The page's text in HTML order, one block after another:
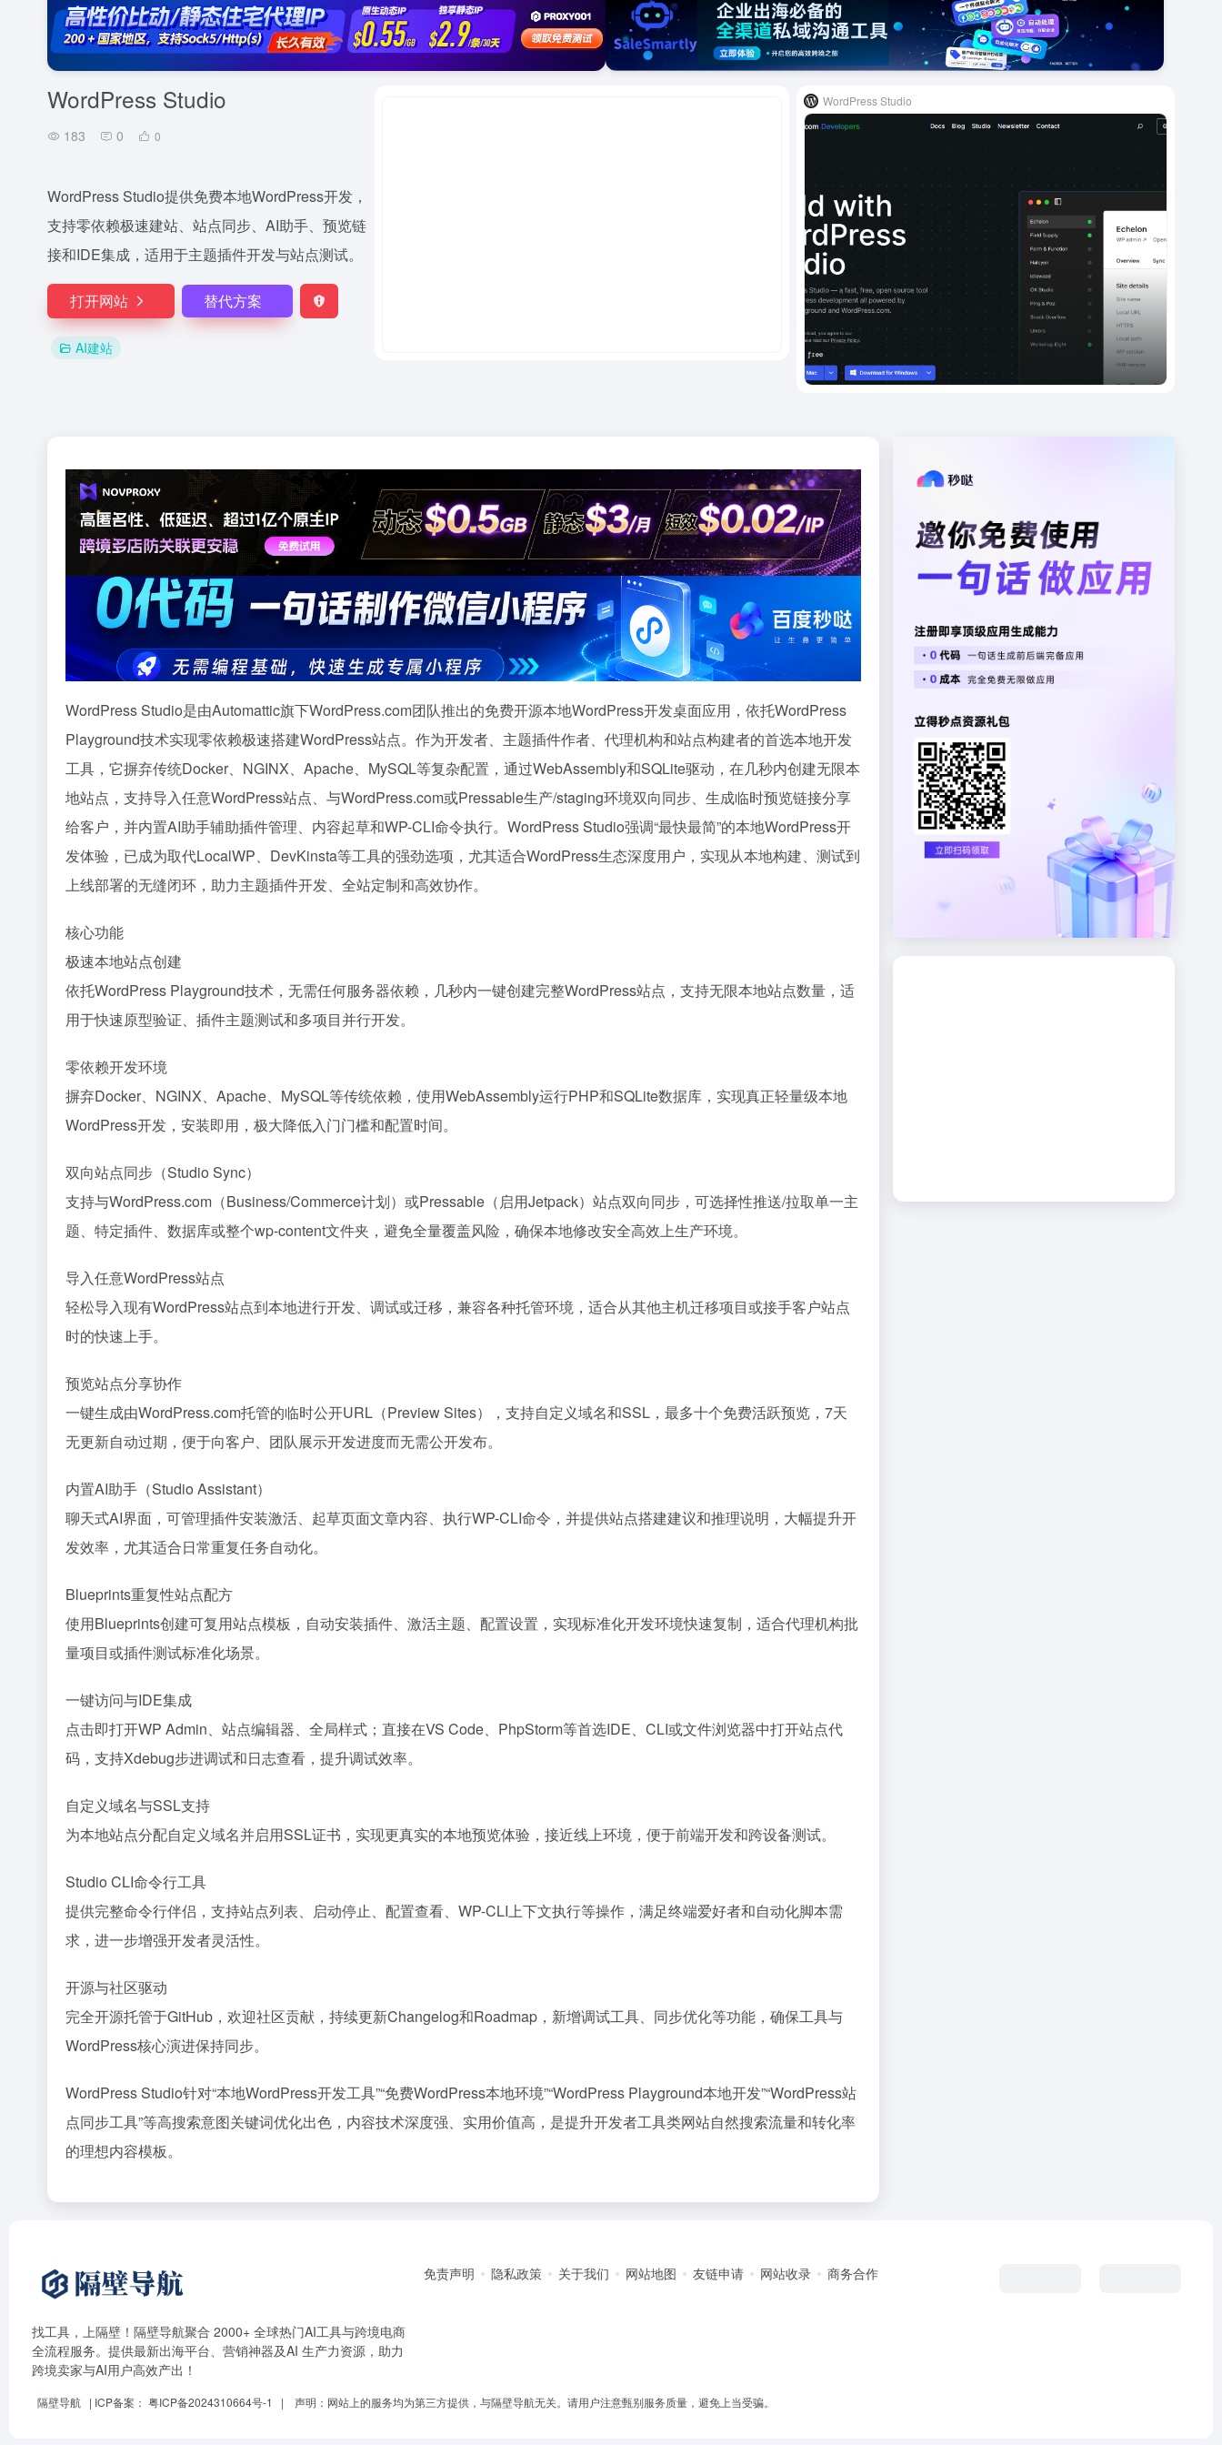
WordPress Studio
183 0 0
WordPress Studio提供免费本地WordPress开发，
支持零依赖极速建站、站点同步、AI助手、预览链
接和IDE集成，适用于主题插件开发与站点测试。
打开网站 替代方案
AI建站
WordPress Studio
WordPress Studio是由Automattic旗下WordPress.com团队推出的免费开源本地WordPress开发桌面应用，依托WordPress
Playground技术实现零依赖极速搭建WordPress站点。作为开发者、主题插件作者、代理机构和站点构建者的首选本地开发
工具，它摒弃传统Docker、NGINX、Apache、MySQL等复杂配置，通过WebAssembly和SQLite驱动，在几秒内创建无限本
地站点，支持导入任意WordPress站点、与WordPress.com或Pressable生产/staging环境双向同步、生成临时预览链接分享
给客户，并内置AI助手辅助插件管理、内容起草和WP-CLI命令执行。WordPress Studio强调“最快最简”的本地WordPress开
发体验，已成为取代LocalWP、DevKinsta等工具的强劲选项，尤其适合WordPress生态深度用户，实现从本地构建、测试到
上线部署的无缝闭环，助力主题插件开发、全站定制和高效协作。
核心功能
极速本地站点创建
依托WordPress Playground技术，无需任何服务器依赖，几秒内一键创建完整WordPress站点，支持无限本地站点数量，适
用于快速原型验证、插件主题测试和多项目并行开发。
零依赖开发环境
摒弃Docker、NGINX、Apache、MySQL等传统依赖，使用WebAssembly运行PHP和SQLite数据库，实现真正轻量级本地
WordPress开发，安装即用，极大降低入门门槛和配置时间。
双向站点同步（Studio Sync）
支持与WordPress.com（Business/Commerce计划）或Pressable（启用Jetpack）站点双向同步，可选择性推送/拉取单一主
题、特定插件、数据库或整个wp-content文件夹，避免全量覆盖风险，确保本地修改安全高效上生产环境。
导入任意WordPress站点
轻松导入现有WordPress站点到本地进行开发、调试或迁移，兼容各种托管环境，适合从其他主机迁移项目或接手客户站点
时的快速上手。
预览站点分享协作
一键生成由WordPress.com托管的临时公开URL（Preview Sites），支持自定义域名和SSL，最多十个免费活跃预览，7天
无更新自动过期，便于向客户、团队展示开发进度而无需公开发布。
内置AI助手（Studio Assistant）
聊天式AI界面，可管理插件安装激活、起草页面文章内容、执行WP-CLI命令，并提供站点搭建建议和推理说明，大幅提升开
发效率，尤其适合日常重复任务自动化。
Blueprints重复性站点配方
使用Blueprints创建可复用站点模板，自动安装插件、激活主题、配置设置，实现标准化开发环境快速复制，适合代理机构批
量项目或插件测试标准化场景。
一键访问与IDE集成
点击即打开WP Admin、站点编辑器、全局样式；直接在VS Code、PhpStorm等首选IDE、CLI或文件浏览器中打开站点代
码，支持Xdebug步进调试和日志查看，提升调试效率。
自定义域名与SSL支持
为本地站点分配自定义域名并启用SSL证书，实现更真实的本地预览体验，接近线上环境，便于前端开发和跨设备测试。
Studio CLI命令行工具
提供完整命令行伴侣，支持站点列表、启动停止、配置查看、WP-CLI上下文执行等操作，满足终端爱好者和自动化脚本需
求，进一步增强开发者灵活性。
开源与社区驱动
完全开源托管于GitHub，欢迎社区贡献，持续更新Changelog和Roadmap，新增调试工具、同步优化等功能，确保工具与
WordPress核心演进保持同步。
WordPress Studio针对“本地WordPress开发工具”“免费WordPress本地环境”“WordPress Playground本地开发”“WordPress站
点同步工具”等高搜索意图关键词优化出色，内容技术深度强、实用价值高，是提升开发者工具类网站自然搜索流量和转化率
的理想内容模板。
找工具，上隔壁！隔壁导航聚合 2000+ 全球热门AI工具与跨境电商
全流程服务。提供最新出海平台、营销神器及AI 生产力资源，助力
跨境卖家与AI用户高效产出！
免责声明 隐私政策 关于我们 网站地图 友链申请 网站收录 商务合作
隔壁导航 | ICP备案： 粤ICP备2024310664号-1 | 声明：网站上的服务均为第三方提供，与隔壁导航无关。请用户注意甄别服务质量，避免上当受骗。